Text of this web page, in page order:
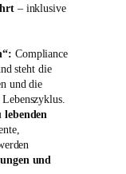
– inklusive
Compliance
steht die
und die
lebenden
und